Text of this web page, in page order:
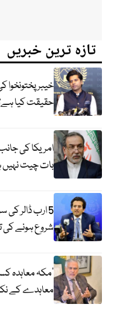
تازہ ترین خبریں
خیبر
حقیقت کیا
امریکا کی
بات چیت نہیں
5 ارب ڈالر
شروع ہونے کی
‘مکہ معاہدہ
معاہدے کے